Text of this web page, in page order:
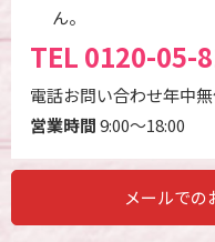
ん。
TEL 0120-05-
電話お問い合わせ年中
営業時間9:00～18:00
メールでの